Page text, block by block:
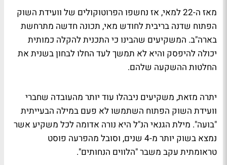
מאז ה-22 למאי, אז נחשפו הפרוטוקולים של וועידת השוק
הפתוח שדנה בריבית לחודש מאי, תכונה חדשה מתרחשת
בארה"ב. המשקיעים שהבינו כי התכנית להקלה כמותית
יכולה להיפסק והיא לא תמשך לעד החלו לבחון בשנית את
החלטות ההשקעה שלהם.
יתרה מזאת, משקיעים ניבהלו עוד יותר מהעובדה שחברי
וועידת השוק הפתוח השתמשו לא פעם במילה הבעייתית
"בועה". מילת הגנאי הנ"ל היא נורה אדומה לכל משקיע אשר
נמצא בשוק יותר מ-4 שנים, וסובל מהפרעה פוסט
טראומתית עקב משבר "הלווים הנחותים".